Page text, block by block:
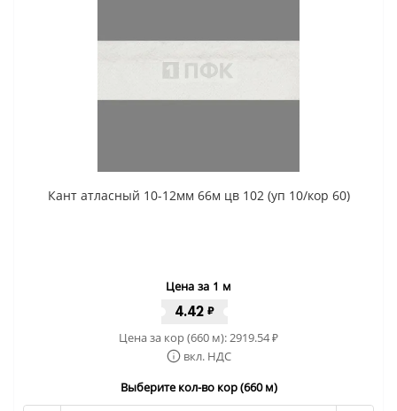
Кант атласный 10-12мм 66м цв 102 (уп 10/кор 60)
Цена за 1 м
4.42 ₽
Цена за кор (660 м):2919.54₽
вкл. НДС
Выберите кол-во кор (660 м)